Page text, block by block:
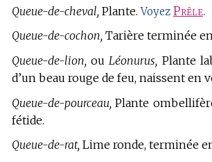
Queue-de-cheval, Plante.Voyez Prêle.
Queue-de-cochon, Tarière terminée
Queue-de-lion, ouLéonurus, Plante
d’un beau rouge de feu, naissent en
Queue-de-pourceau, Plante
fétide.
Queue-de-rat, Lime ronde, terminée